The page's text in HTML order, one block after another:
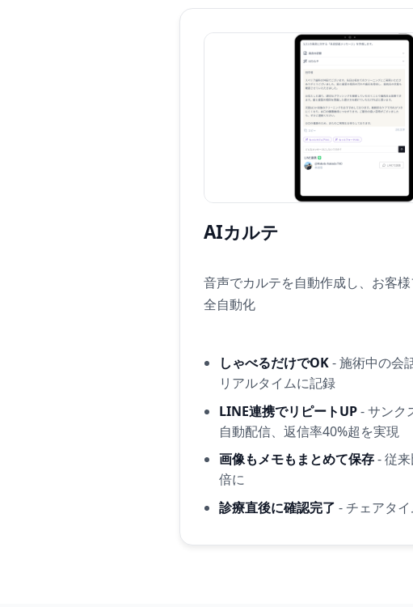
AIカルテ
音声でカルテを自動作成し、お客
全自動化
しゃべるだけでOK- 施術中の会
リアルタイムに記録
LINE連携でリピートUP- サンク
自動配信、返信率40%超を実現
画像もメモもまとめて保存- 従来
倍に
診療直後に確認完了 - チェアタ